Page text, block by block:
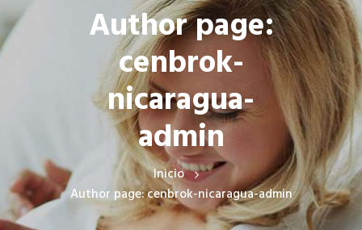
Author page:
cenbrok-
nicaragua-
admin
Inicio
Author page: cenbrok-nicaragua-admin